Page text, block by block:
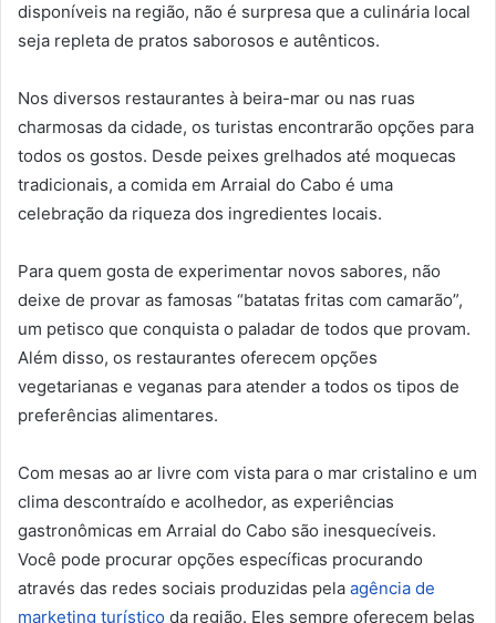
disponíveis na região, não é surpresa que a culinária local
seja repleta de pratos saborosos e autênticos.
Nos diversos restaurantes à beira-mar ou nas ruas
charmosas da cidade, os turistas encontrarão opções para
todos os gostos. Desde peixes grelhados até moquecas
tradicionais, a comida em Arraial do Cabo é uma
celebração da riqueza dos ingredientes locais.
Para quem gosta de experimentar novos sabores, não
deixe de provar as famosas “batatas fritas com camarão”,
um petisco que conquista o paladar de todos que provam.
Além disso, os restaurantes oferecem opções
vegetarianas e veganas para atender a todos os tipos de
preferências alimentares.
Com mesas ao ar livre com vista para o mar cristalino e um
clima descontraído e acolhedor, as experiências
gastronômicas em Arraial do Cabo são inesquecíveis.
Você pode procurar opções específicas procurando
através das redes sociais produzidas pela agência de
marketing turístico da região. Eles sempre oferecem belas